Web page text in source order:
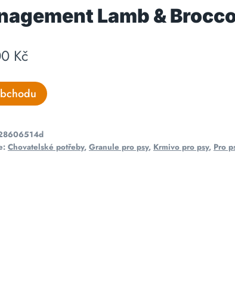
Lamb &
Kč
Chovatelské potřeby, Granule pro psy, Krmivo pro psy, Pro